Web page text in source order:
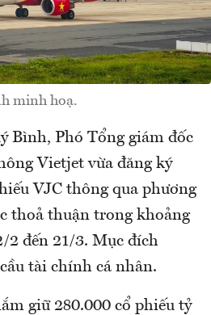
minh hoạ.
Bình, Phó Tổng giám đốc
Vietjet vừa đăng ký
VJC thông qua phương
thoả thuận trong khoảng
2 đến 21/3. Mục đích
tài chính cá nhân.
giữ 280.000 cổ phiếu tỷ